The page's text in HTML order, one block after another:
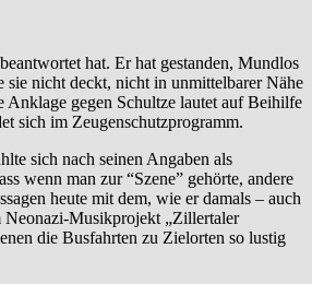
hat. Er hat gestanden, Mundlos
nicht deckt, nicht in unmittelbarer Nähe
Anklage gegen Schultze lautet auf Beihilfe
sich im Zeugenschutzprogramm.
sich nach seinen Angaben als
wenn man zur “Szene” gehörte, andere
heute mit dem, wie er damals – auch
Neonazi-Musikprojekt „Zillertaler
die Busfahrten zu Zielorten so lustig